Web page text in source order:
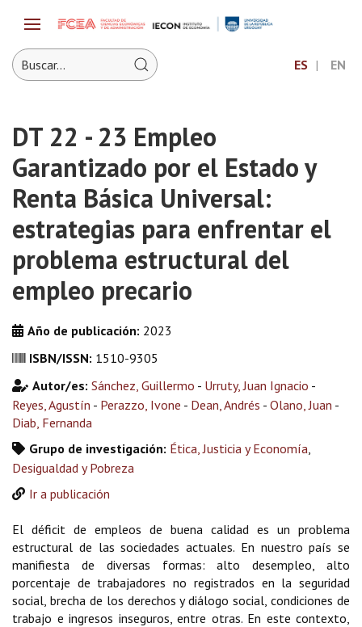
ES EN
DT 22 - 23 Empleo
Garantizado por el Estado y
Renta Básica Universal:
estrategias para enfrentar el
problema estructural del
empleo precario
Año de publicación: 2023
ISBN/ISSN: 1510-9305
Autor/es: Sánchez, Guillermo - Urruty, Juan Ignacio -
Reyes, Agustín - Perazzo, Ivone - Dean, Andrés - Olano, Juan -
Diab, Fernanda
Grupo de investigación: Ética, Justicia y Economía,
Desigualdad y Pobreza
Ir a publicación
El déficit de empleos de buena calidad es un problema
estructural de las sociedades actuales. En nuestro país se
manifiesta de diversas formas: alto desempleo, alto
porcentaje de trabajadores no registrados en la seguridad
social, brecha de los derechos y diálogo social, condiciones de
trabajo e ingresos inseguros, entre otras. En este contexto,